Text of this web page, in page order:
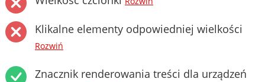
Klikalne elementy odpowiedniej wielkości
Rozwiń
Znacznik renderowania treści dla urządzeń